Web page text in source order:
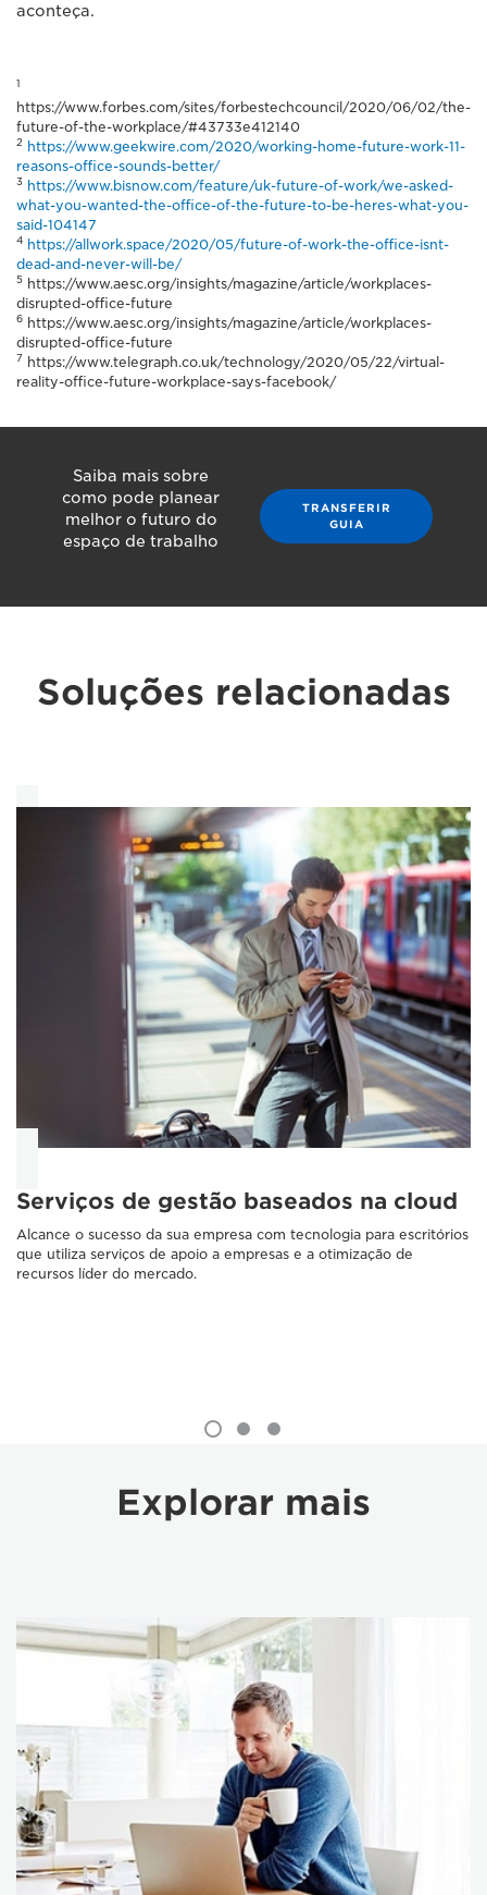
aconteça.
1
https://www.forbes.com/sites/forbestechcouncil/2020/06/02/the-
future-of-the-workplace/#43733e412140
2
https://www.geekwire.com/2020/working-home-future-work-11-
reasons-office-sounds-better/
3
https://www.bisnow.com/feature/uk-future-of-work/we-asked-
what-you-wanted-the-office-of-the-future-to-be-heres-what-you-
said-104147
4 https://allwork.space/2020/05/future-of-work-the-office-isnt-
dead-and-never-will-be/
5 https://www.aesc.org/insights/magazine/article/workplaces-
disrupted-office-future
6 https://www.aesc.org/insights/magazine/article/workplaces-
disrupted-office-future
7 https://www.telegraph.co.uk/technology/2020/05/22/virtual-
reality-office-future-workplace-says-facebook/
Saiba mais sobre
como pode planear
melhor o futuro do
espaço de trabalho
TRANSFERIR
GUIA
Soluções relacionadas
Serviços de gestão baseados na cloud
Alcance o sucesso da sua empresa com tecnologia para escritórios
que utiliza serviços de apoio a empresas e a otimização de
recursos líder do mercado.
Explorar mais